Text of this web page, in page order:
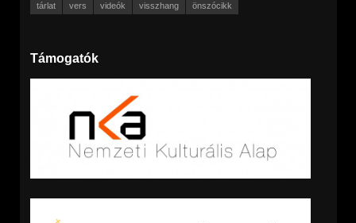
tárlat
vers videók visszhang önszócikk
Támogatók